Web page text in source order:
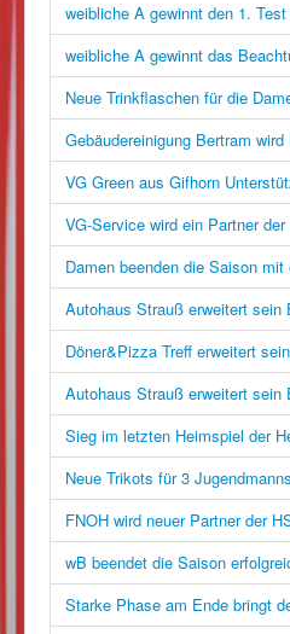
weibliche A gewinnt den 1. Test
weibliche A gewinnt das
Neue Trinkflaschen für die
Gebäudereinigung Bertram
VG Green aus Gifhorn
VG-Service wird ein Partner der
Damen beenden die Saison mit
Autohaus Strauß erweitert sein
Döner&Pizza Treff erweitert
Autohaus Strauß erweitert sein
Sieg im letzten Heimspiel der
Neue Trikots für 3
FNOH wird neuer Partner der
wB beendet die Saison
Starke Phase am Ende bringt